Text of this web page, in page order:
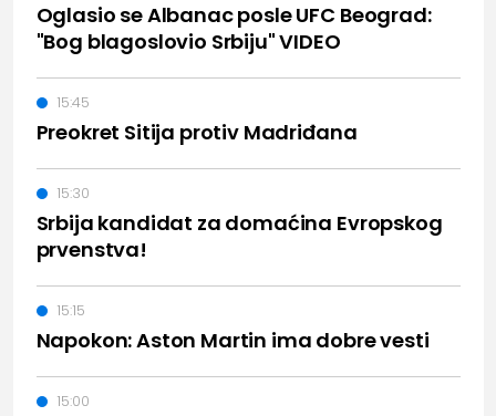
Oglasio se Albanac posle UFC Beograd:
"Bog blagoslovio Srbiju" VIDEO
Preokret Sitija protiv Madriđana
15:45
Srbija kandidat za domaćina Evropskog
prvenstva!
15:30
Napokon: Aston Martin ima dobre vesti
15:15
15:00